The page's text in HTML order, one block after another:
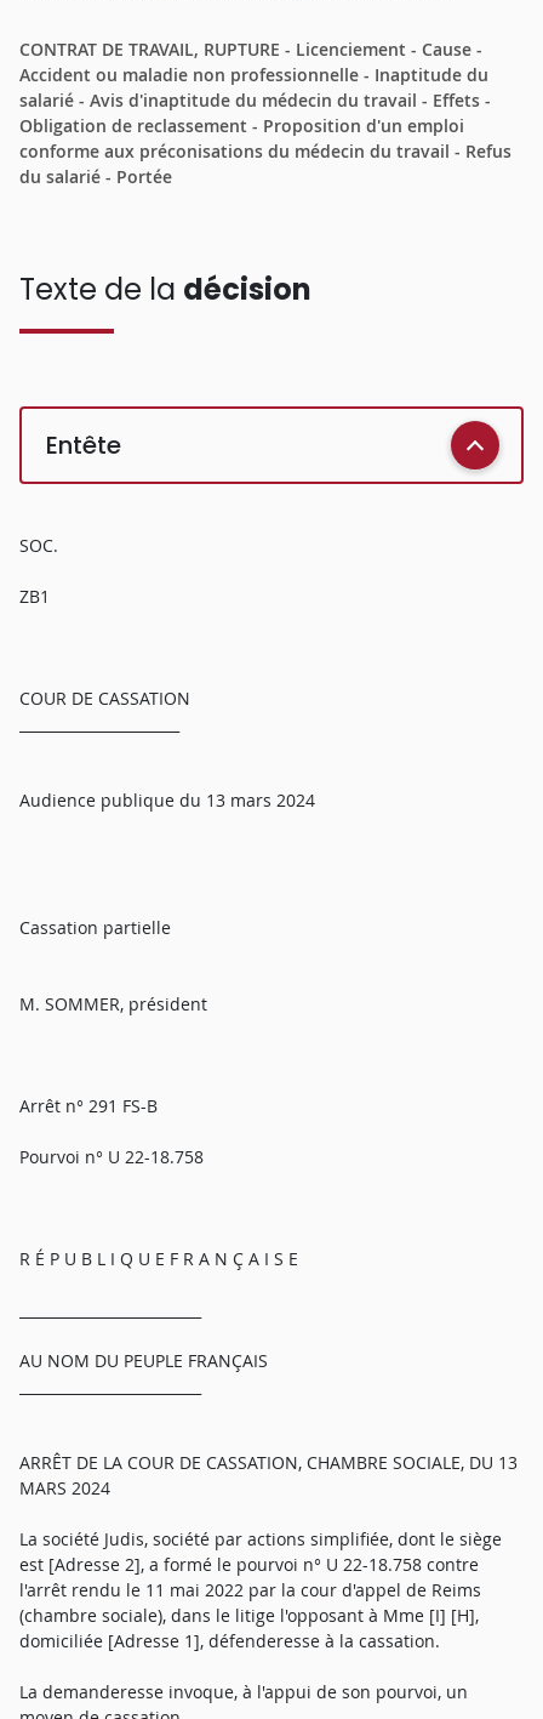
CONTRAT DE TRAVAIL, RUPTURE - Licenciement - Cause -
Accident ou maladie non professionnelle - Inaptitude du
salarié - Avis d'inaptitude du médecin du travail - Effets -
Obligation de reclassement - Proposition d'un emploi
conforme aux préconisations du médecin du travail - Refus
du salarié - Portée
Texte de la décision
Entête
SOC.
ZB1
COUR DE CASSATION
Audience publique du 13 mars 2024
Cassation partielle
M. SOMMER, président
Arrêt n° 291 FS-B
Pourvoi n° U 22-18.758
R É P U B L I Q U E F R A N Ç A I S E
AU NOM DU PEUPLE FRANÇAIS
ARRÊT DE LA COUR DE CASSATION, CHAMBRE SOCIALE, DU 13
MARS 2024
La société Judis, société par actions simplifiée, dont le siège
est [Adresse 2], a formé le pourvoi n° U 22-18.758 contre
l'arrêt rendu le 11 mai 2022 par la cour d'appel de Reims
(chambre sociale), dans le litige l'opposant à Mme [I] [H],
domiciliée [Adresse 1], défenderesse à la cassation.
La demanderesse invoque, à l'appui de son pourvoi, un